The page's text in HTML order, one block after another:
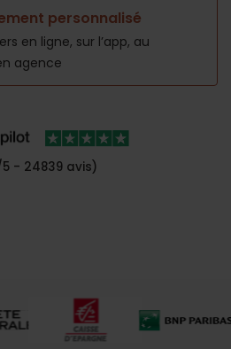
personnalisé
en ligne, sur l’app, au
agence
- 24839 avis)